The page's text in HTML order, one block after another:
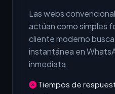
Las webs
actúan como simples
cliente moderno
instantánea en
inmediata.
Tiempos de